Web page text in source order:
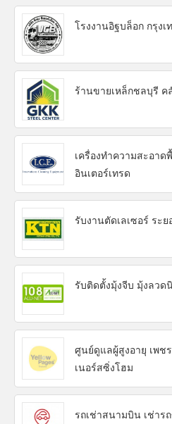
โรงงานอิฐบล็อก กรุง
ร้านขายเหล็กชลบุรี ค
เครื่องทำความสะอาด
อินเตอร์เทรด
รับงานตัดเลเซอร์ ระ
รับติดตั้งมุ้งจีบ มุ้งลวด
ศูนย์ดูแลผู้สูงอายุ เพช
เนอร์สซิ่งโฮม
รถเช่าสนามบิน เช่าร